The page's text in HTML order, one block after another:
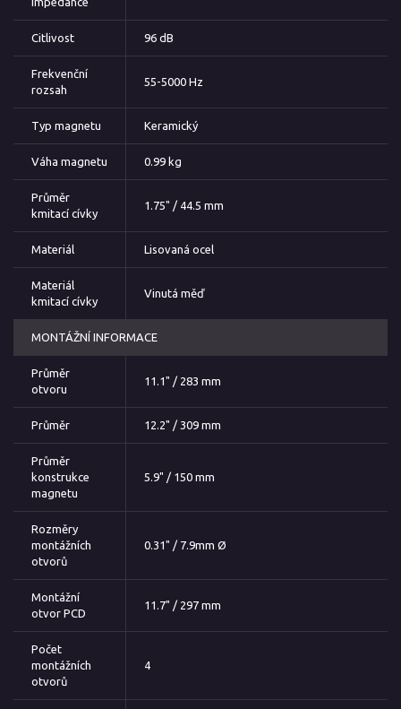
Citlivost 96 dB
Frekvenční
rozsah
55-5000 Hz
Typ magnetu Keramický
Váha magnetu 0.99 kg
Průměr
kmitací cívky
1.75" / 44.5 mm
Materiál Lisovaná ocel
Materiál
kmitací cívky
Vinutá měď
MONTÁŽNÍ INFORMACE
Průměr
otvoru
11.1" / 283 mm
Průměr 12.2" / 309 mm
Průměr
konstrukce
magnetu
5.9" / 150 mm
Rozměry
montážních
otvorů
0.31" / 7.9mm Ø
Montážní
otvor PCD
11.7" / 297 mm
Počet
montážních
otvorů
4